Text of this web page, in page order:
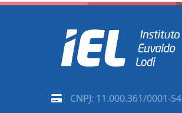
CNPJ: 11.000.361/0001-54